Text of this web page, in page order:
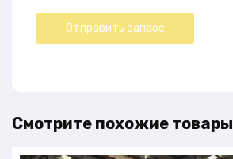
Смотрите похожие товары